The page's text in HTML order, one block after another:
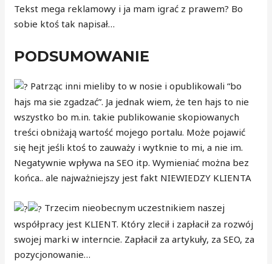
Tekst mega reklamowy i ja mam igrać z prawem? Bo
sobie ktoś tak napisał…
PODSUMOWANIE
Patrząc inni mieliby to w nosie i opublikowali “bo
hajs ma sie zgadzać”. Ja jednak wiem, że ten hajs to nie
wszystko bo m.in. takie publikowanie skopiowanych
treści obniżają wartość mojego portalu. Może pojawić
się hejt jeśli ktoś to zauważy i wytknie to mi, a nie im.
Negatywnie wpływa na SEO itp. Wymieniać można bez
końca.. ale najważniejszy jest fakt NIEWIEDZY KLIENTA
Trzecim nieobecnym uczestnikiem naszej
współpracy jest KLIENT. Który zlecił i zapłacił za rozwój
swojej marki w interncie. Zapłacił za artykuły, za SEO, za
pozycjonowanie…